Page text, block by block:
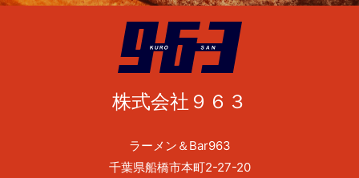
株式会社９６３
ラーメン＆Bar963
千葉県船橋市本町2-27-20